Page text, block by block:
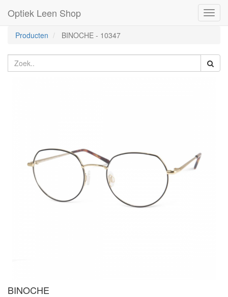
Optiek Leen Shop
Producten BINOCHE - 10347
BINOCHE